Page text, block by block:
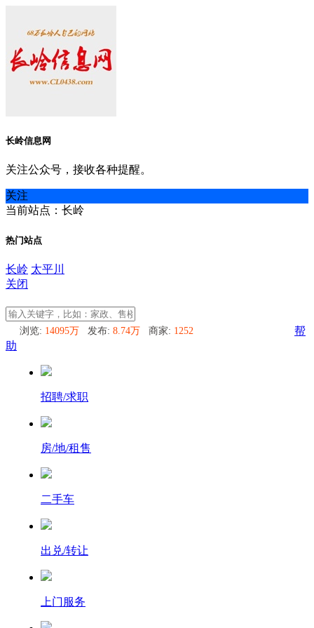
长岭信息网
关注公众号，接收各种提醒。
关注
当前站点：长岭
热门站点
长岭 太平川
关闭
浏览: 14095万 发布: 8.74万 商家: 1252
帮
助
招聘/求职
房/地/租售
二手车
出兑/转让
上门服务